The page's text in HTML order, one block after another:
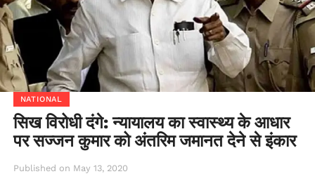
NATIONAL
सिख विरोधी दंगे: न्यायालय का स्वास्थ्य के आधार
पर सज्जन कुमार को अंतरिम जमानत देने से इंकार
Published on May 13, 2020